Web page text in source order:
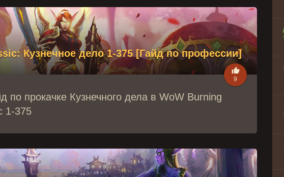
Кузнечное дело 1-375 [Гайд по профессии]

9
по прокачке Кузнечного дела в WoW Burning
1-375